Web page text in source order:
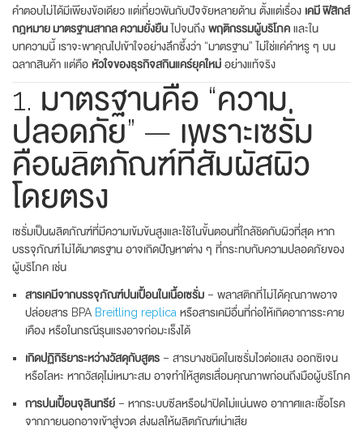
คำตอบไม่ได้มีเพียงข้อเดียว แต่เกี่ยวพันกับปัจจัยหลายด้าน ตั้งแต่เรื่อง เคมี ฟิสิกส์
กฎหมาย มาตรฐานสากล ความยั่งยืนไปจนถึง พฤติกรรมผู้บริโภค และใน
บทความนี้ เราจะพาคุณไปเข้าใจอย่างลึกซึ้งว่า “มาตรฐาน” ไม่ใช่แค่คำหรู ๆ บน
ฉลากสินค้า แต่คือ หัวใจของธุรกิจสกินแคร์ยุคใหม่ อย่างแท้จริง
1. มาตรฐานคือ “ความ
ปลอดภัย” — เพราะเซรั่ม
คือผลิตภัณฑ์ที่สัมผัสผิว
โดยตรง
เซรั่มเป็นผลิตภัณฑ์ที่มีความเข้มข้นสูงและใช้ในขั้นตอนที่ใกล้ชิดกับผิวที่สุด หาก
บรรจุภัณฑ์ไม่ได้มาตรฐาน อาจเกิดปัญหาต่าง ๆ ที่กระทบกับความปลอดภัยของ
ผู้บริโภค เช่น
สารเคมีจากบรรจุภัณฑ์ปนเปื้อนในเนื้อเซรั่ม – พลาสติกที่ไม่ได้คุณภาพอาจ
ปล่อยสาร BPA Breitling replica หรือสารเคมีอื่นที่ก่อให้เกิดอาการระคาย
เคือง หรือในกรณีรุนแรงอาจก่อมะเร็งได้
เกิดปฏิกิริยาระหว่างวัสดุกับสูตร – สารบางชนิดในเซรั่มไวต่อแสง ออกซิเจน
หรือโลหะ หากวัสดุไม่เหมาะสม อาจทำให้สูตรเสื่อมคุณภาพก่อนถึงมือผู้บริโภค
การปนเปื้อนจุลินทรีย์ – หากระบบซีลหรือฝาปิดไม่แน่นพอ อากาศและเชื้อโรค
จากภายนอกอาจเข้าสู่ขวด ส่งผลให้ผลิตภัณฑ์เน่าเสีย